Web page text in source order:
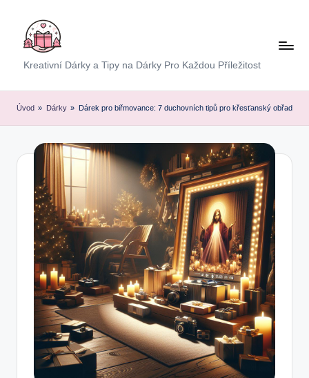
content
E
x
p
e
D
Kreativní Dárky a Tipy na Dárky Pro Každou Příležitost
Úvod » Dárky » Dárek pro biřmovance: 7 duchovních tipů pro křesťanský obřad